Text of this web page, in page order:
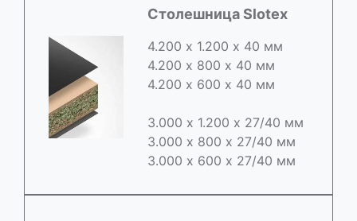
Столешница Slotex
4.200 х 1.200 х 40 мм
4.200 х 800 х 40 мм
4.200 х 600 х 40 мм
3.000 х 1.200 х 27/40 мм
3.000 х 800 х 27/40 мм
3.000 х 600 х 27/40 мм